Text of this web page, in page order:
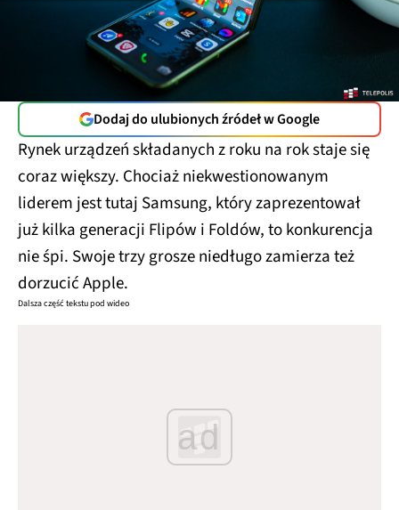
Dodaj do ulubionych źródeł w Google
Rynek urządzeń składanych z roku na rok staje się
coraz większy. Chociaż niekwestionowanym
liderem jest tutaj Samsung, który zaprezentował
już kilka generacji Flipów i Foldów, to konkurencja
nie śpi. Swoje trzy grosze niedługo zamierza też
dorzucić Apple.
Dalsza część tekstu pod wideo
ad